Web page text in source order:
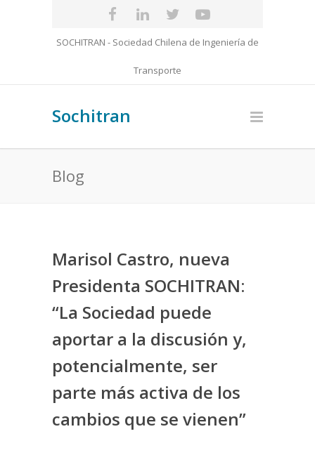
SOCHITRAN - Sociedad Chilena de Ingeniería de
Transporte
Sochitran
Blog
Marisol Castro, nueva
Presidenta SOCHITRAN:
“La Sociedad puede
aportar a la discusión y,
potencialmente, ser
parte más activa de los
cambios que se vienen”